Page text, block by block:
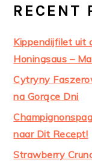
RECENT
Kippendijfilet uit
Honingsaus –
Cytryny
na Gorące Dni
naar Dit Recept!
Strawberry